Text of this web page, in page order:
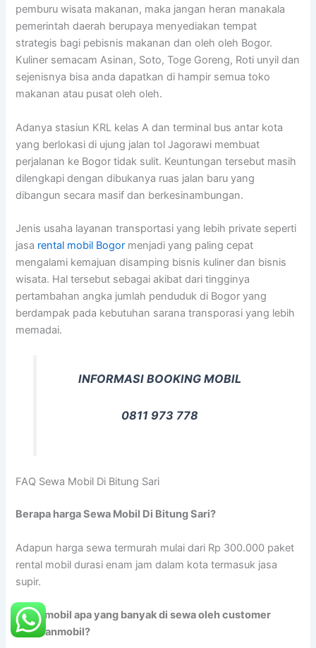
pemburu wisata makanan, maka jangan heran manakala
pemerintah daerah berupaya menyediakan tempat
strategis bagi pebisnis makanan dan oleh oleh Bogor.
Kuliner semacam Asinan, Soto, Toge Goreng, Roti unyil dan
sejenisnya bisa anda dapatkan di hampir semua toko
makanan atau pusat oleh oleh.
Adanya stasiun KRL kelas A dan terminal bus antar kota
yang berlokasi di ujung jalan tol Jagorawi membuat
perjalanan ke Bogor tidak sulit. Keuntungan tersebut masih
dilengkapi dengan dibukanya ruas jalan baru yang
dibangun secara masif dan berkesinambungan.
Jenis usaha layanan transportasi yang lebih private seperti
jasa rental mobil Bogor menjadi yang paling cepat
mengalami kemajuan disamping bisnis kuliner dan bisnis
wisata. Hal tersebut sebagai akibat dari tingginya
pertambahan angka jumlah penduduk di Bogor yang
berdampak pada kebutuhan sarana transporasi yang lebih
memadai.
INFORMASI BOOKING MOBIL
0811 973 778
FAQ Sewa Mobil Di Bitung Sari
Berapa harga Sewa Mobil Di Bitung Sari?
Adapun harga sewa termurah mulai dari Rp 300.000 paket
rental mobil durasi enam jam dalam kota termasuk jasa
supir.
Jenis mobil apa yang banyak di sewa oleh customer
rentalanmobil?